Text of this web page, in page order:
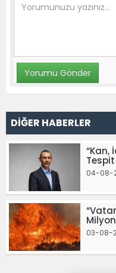
DİĞER HABERLER
“Kan,
04-08-
03-08-